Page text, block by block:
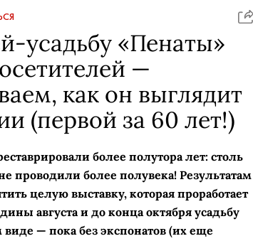
усадьбу «Пенаты»
—
как он выглядит
(первой за 60 лет!)
более полутора лет: столь
проводили более полувека! Результатам
целую выставку, которая проработает
августа и до конца октября усадьбу
— пока без экспонатов (их еще